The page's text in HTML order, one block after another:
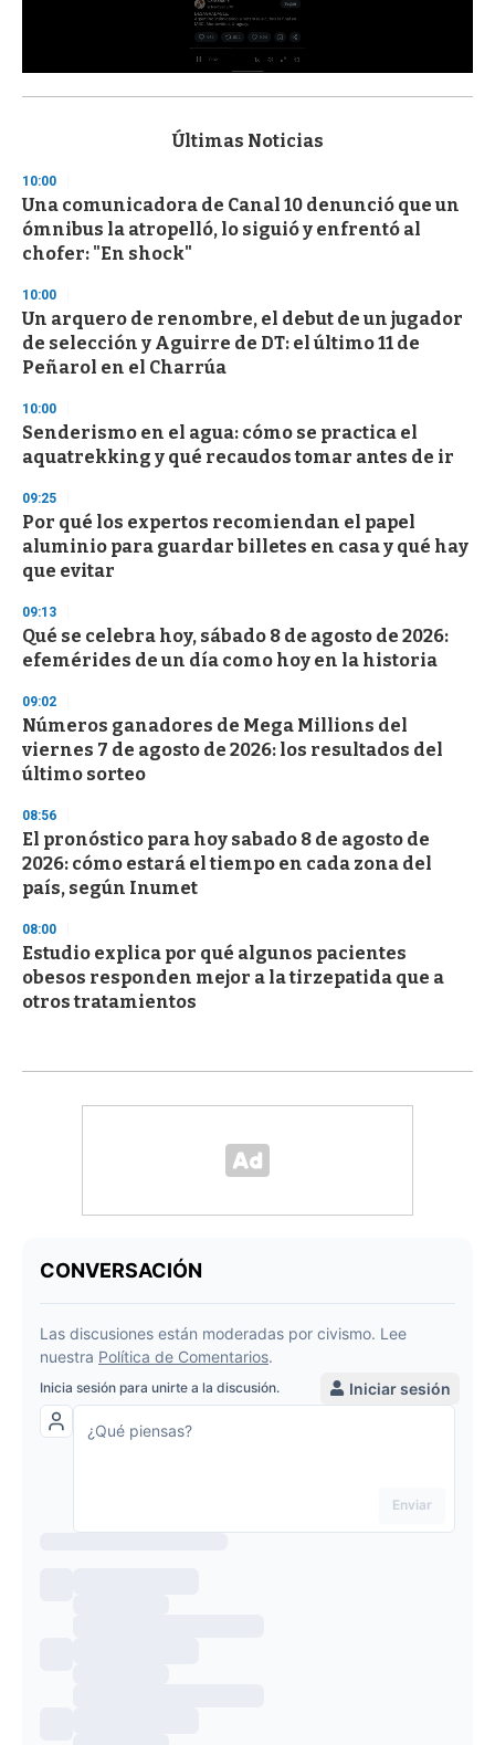
s
d
s
o
f
3
s
e
c
o
n
Últimas Noticias
10:00
Una comunicadora de Canal 10 denunció que un
ómnibus la atropelló, lo siguió y enfrentó al
chofer: "En shock"
10:00
Un arquero de renombre, el debut de un jugador
de selección y Aguirre de DT: el último 11 de
Peñarol en el Charrúa
10:00
Senderismo en el agua: cómo se practica el
aquatrekking y qué recaudos tomar antes de ir
09:25
Por qué los expertos recomiendan el papel
aluminio para guardar billetes en casa y qué hay
que evitar
09:13
Qué se celebra hoy, sábado 8 de agosto de 2026:
efemérides de un día como hoy en la historia
09:02
Números ganadores de Mega Millions del
viernes 7 de agosto de 2026: los resultados del
último sorteo
08:56
El pronóstico para hoy sabado 8 de agosto de
2026: cómo estará el tiempo en cada zona del
país, según Inumet
08:00
Estudio explica por qué algunos pacientes
obesos responden mejor a la tirzepatida que a
otros tratamientos